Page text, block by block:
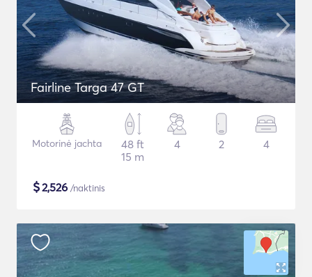
Fairline Targa 47 GT
Motorinė jachta
48 ft
15 m
4 2 4
$2,526 /naktinis